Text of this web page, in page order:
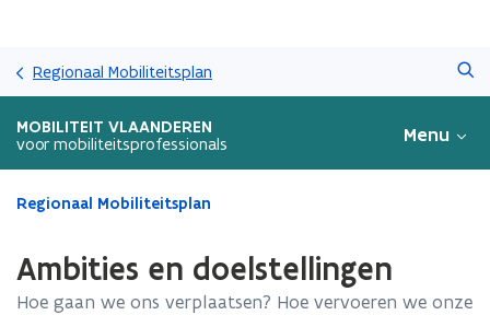
Regionaal Mobiliteitsplan
MOBILITEIT VLAANDEREN
voor mobiliteitsprofessionals Menu
Gedaan
bevindt
Regionaal Mobiliteitsplan
Ambities en doelstellingen
Hoe gaan we ons verplaatsen? Hoe vervoeren we onze